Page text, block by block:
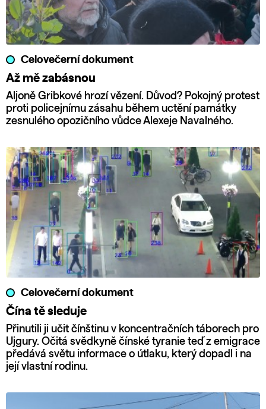
Celovečerní dokument
Až mě zabásnou
Aljoně Gribkové hrozí vězení. Důvod? Pokojný protest
proti policejnímu zásahu během uctění památky
zesnulého opozičního vůdce Alexeje Navalného.
Celovečerní dokument
Čína tě sleduje
Přinutili ji učit čínštinu v koncentračních táborech pro
Ujgury. Očitá svědkyně čínské tyranie teď z emigrace
předává světu informace o útlaku, který dopadl i na
její vlastní rodinu.